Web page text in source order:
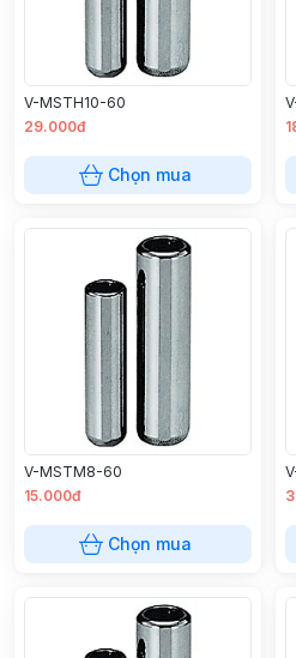
V-MSTH10-60
29.000đ
Chọn mua
V-MSTM8-60
15.000đ
Chọn mua